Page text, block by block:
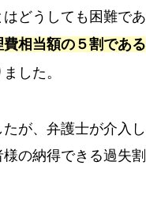
どうしても困難であ
相当額の５割である
した。
が、弁護士が介入し
の納得できる過失割